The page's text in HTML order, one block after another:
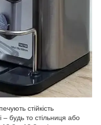
стійкість
– будь то стільниця або